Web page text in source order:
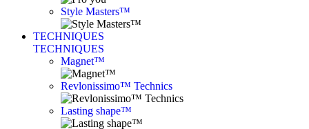
Style Masters™
TECHNIQUES
TECHNIQUES
Magnet™
Revlonissimo™ Technics
Lasting shape™